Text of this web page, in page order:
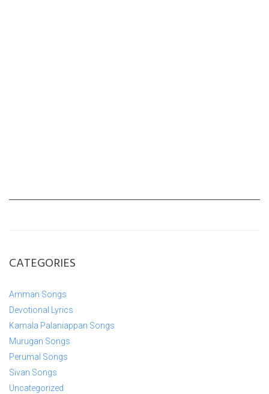
CATEGORIES
Amman Songs
Devotional Lyrics
Kamala Palaniappan Songs
Murugan Songs
Perumal Songs
Sivan Songs
Uncategorized